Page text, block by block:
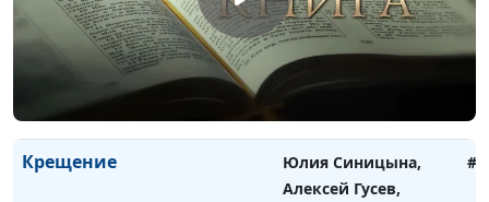
священнослужитель
Вера, дающая прощение
Юлия Синицына,
Алексей Гусев,
священнослужитель
Крещение
Юлия Синицына,
Алексей Гусев,